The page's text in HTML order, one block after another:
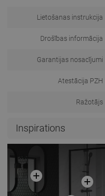
Lietošanas instrukcija
Drošības informācija
Garantijas nosacījumi
Atestācija PZH
Ražotājs
Inspirations